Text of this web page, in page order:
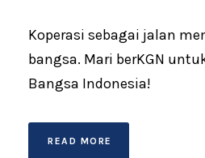
Koperasi sebagai jalan
bangsa. Mari berKGN
Bangsa Indonesia!
READ MORE